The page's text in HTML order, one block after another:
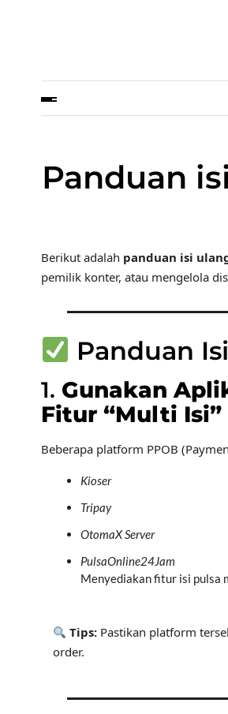
Panduan
Berikut adalah panduan isi
pemilik konter, atau mengelola
Panduan
1. Gunakan
Fitur “Multi Isi”
Beberapa platform PPOB
Kioser
Tripay
OtomaX Server
PulsaOnline24Jam
Menyediakan fitur isi pulsa
Tips: Pastikan platform
order.